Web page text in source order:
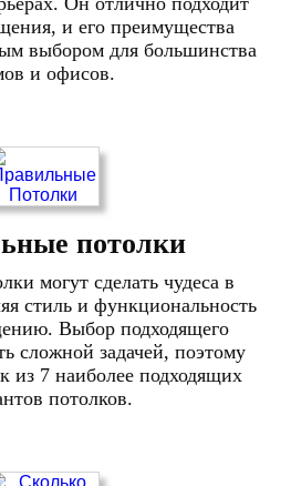
и его преимущества
выбором для большинства
и офисов.
потолки
могут сделать чудеса в
стиль и функциональность
Выбор подходящего
сложной задачей, поэтому
из 7 наиболее подходящих
потолков.